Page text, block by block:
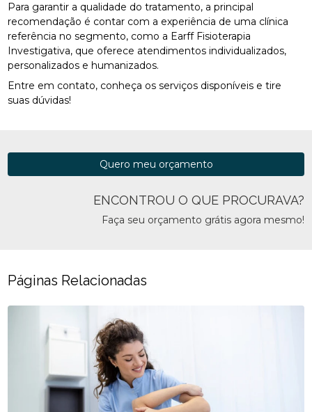
Para garantir a qualidade do tratamento, a principal
recomendação é contar com a experiência de uma clínica
referência no segmento, como a Earff Fisioterapia
Investigativa, que oferece atendimentos individualizados,
personalizados e humanizados.
Entre em contato, conheça os serviços disponíveis e tire
suas dúvidas!
ENCONTROU O QUE PROCURAVA?
Faça seu orçamento grátis agora mesmo!
Quero meu orçamento
Páginas Relacionadas